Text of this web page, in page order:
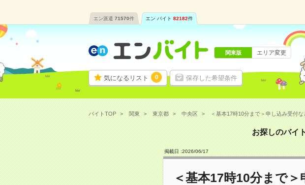
エン派遣 71570件 エン バイト 82182件
気になるリスト 0 保存した希望条件
関東版 エリア変更
バイトTOP 関東 東京都 中央区 ＜基本17時10分まで＞申し込み受付
お探しのバイ
掲載日 :2026/06/17
＜基本17時10分まで